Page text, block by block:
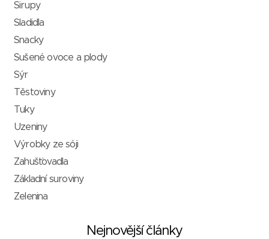
Sirupy
Sladidla
Snacky
Sušené ovoce a plody
Sýr
Těstoviny
Tuky
Uzeniny
Výrobky ze sóji
Zahušťovadla
Základní suroviny
Zelenina
Nejnovější články